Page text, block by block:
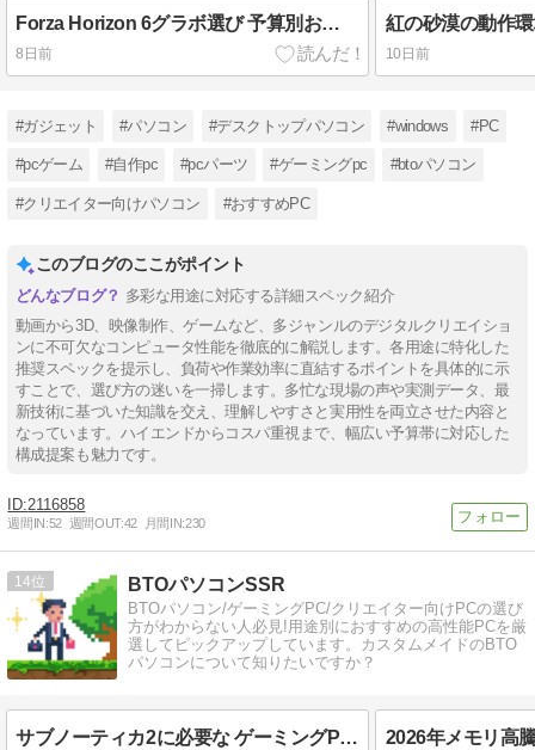
Forza Horizon 6グラボ選び 予算別おすすめはどれ？
8日前 10日前
#ガジェット #パソコン #デスクトップパソコン #windows #PC
#pcゲーム #自作pc #pcパーツ #ゲーミングpc #btoパソコン
#クリエイター向けパソコン #おすすめPC
このブログのここがポイント
多彩な用途に対応する詳細スペック紹介
動画から3D、映像制作、ゲームなど、多ジャンルのデジタルクリエイショ
ンに不可欠なコンピュータ性能を徹底的に解説します。各用途に特化した
推奨スペックを提示し、負荷や作業効率に直結するポイントを具体的に示
すことで、選び方の迷いを一掃します。多忙な現場の声や実測データ、最
新技術に基づいた知識を交え、理解しやすさと実用性を両立させた内容と
なっています。ハイエンドからコスパ重視まで、幅広い予算帯に対応した
構成提案も魅力です。
2116858
週間IN:52 週間OUT:42 月間IN:230
14 BTOパソコンSSR
BTOパソコン/ゲーミングPC/クリエイター向けPCの選び
方がわからない人必見!用途別におすすめの高性能PCを厳
選してピックアップしています。カスタムメイドのBTO
パソコンについて知りたいですか？
サブノーティカ2に必要な ゲーミングPCスペックを解説